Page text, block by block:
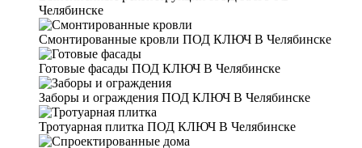
Челябинске
Смонтированные кровли ПОД КЛЮЧ В Челябинске
Готовые фасады ПОД КЛЮЧ В Челябинске
Заборы и ограждения ПОД КЛЮЧ В Челябинске
Тротуарная плитка ПОД КЛЮЧ В Челябинске